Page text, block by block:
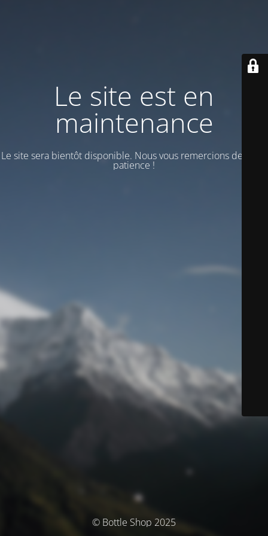
Le site est en
maintenance
Le site sera bientôt disponible. Nous vous remercions de votre
patience !
© Bottle Shop 2025